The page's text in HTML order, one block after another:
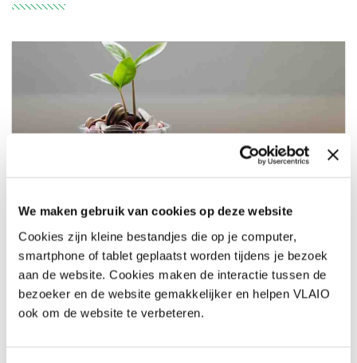
We maken gebruik van cookies op deze website
Cookies zijn kleine bestandjes die op je computer,
smartphone of tablet geplaatst worden tijdens je bezoek
aan de website. Cookies maken de interactie tussen de
bezoeker en de website gemakkelijker en helpen VLAIO
ook om de website te verbeteren.
Maatschappelijke meerwaarde vanaf januari
2021 belangrijke selectiecomponent bij
innovatiesteun
17 DEC 2020
Vanaf 1 januari 2021 kan je bij een
aanvraag voor innovatiesteun niet alleen economische,
maar ook maatschappelijke meerwaarden in rekening